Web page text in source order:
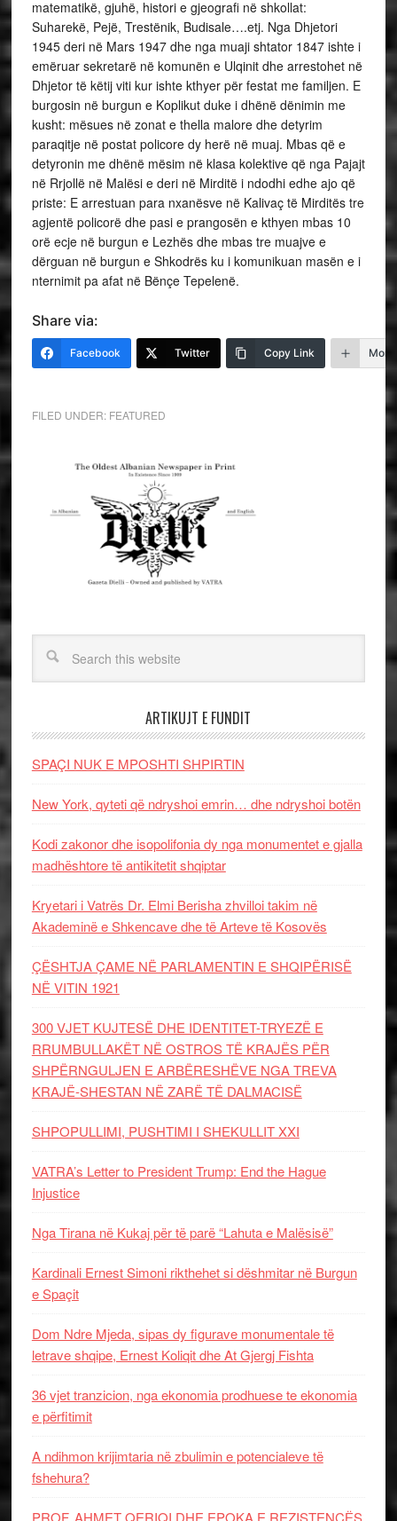
matematikë, gjuhë, histori e gjeografi në shkollat:
Suharekë, Pejë, Trestënik, Budisale….etj. Nga Dhjetori
1945 deri në Mars 1947 dhe nga muaji shtator 1847 ishte i
emëruar sekretarë në komunën e Ulqinit dhe arrestohet në
Dhjetor të këtij viti kur ishte kthyer për festat me familjen. E
burgosin në burgun e Koplikut duke i dhënë dënimin me
kusht: mësues në zonat e thella malore dhe detyrim
paraqitje në postat policore dy herë në muaj. Mbas që e
detyronin me dhënë mësim në klasa kolektive që nga Pajajt
në Rrjollë në Malësi e deri në Mirditë i ndodhi edhe ajo që
priste: E arrestuan para nxanësve në Kalivaç të Mirditës tre
agjentë policorë dhe pasi e prangosën e kthyen mbas 10
orë ecje në burgun e Lezhës dhe mbas tre muajve e
dërguan në burgun e Shkodrës ku i komunikuan masën e i
nternimit pa afat në Bënçe Tepelenë.
Share via:
Facebook Twitter Copy Link More
FILED UNDER: FEATURED
ARTIKUJT E FUNDIT
SPAÇI NUK E MPOSHTI SHPIRTIN
New York, qyteti që ndryshoi emrin… dhe ndryshoi botën
Kodi zakonor dhe isopolifonia dy nga monumentet e gjalla
madhështore të antikitetit shqiptar
Kryetari i Vatrës Dr. Elmi Berisha zhvilloi takim në
Akademinë e Shkencave dhe të Arteve të Kosovës
ÇËSHTJA ÇAME NË PARLAMENTIN E SHQIPËRISË
NË VITIN 1921
300 VJET KUJTESË DHE IDENTITET-TRYEZË E
RRUMBULLAKËT NË OSTROS TË KRAJËS PËR
SHPËRNGULJEN E ARBËRESHËVE NGA TREVA
KRAJË-SHESTAN NË ZARË TË DALMACISË
SHPOPULLIMI, PUSHTIMI I SHEKULLIT XXI
VATRA’s Letter to President Trump: End the Hague
Injustice
Nga Tirana në Kukaj për të parë “Lahuta e Malësisë”
Kardinali Ernest Simoni rikthehet si dëshmitar në Burgun
e Spaçit
Dom Ndre Mjeda, sipas dy figurave monumentale të
letrave shqipe, Ernest Koliqit dhe At Gjergj Fishta
36 vjet tranzicion, nga ekonomia prodhuese te ekonomia
e përfitimit
A ndihmon krijimtaria në zbulimin e potencialeve të
fshehura?
PROF. AHMET QERIQI DHE EPOKA E REZISTENCЁS